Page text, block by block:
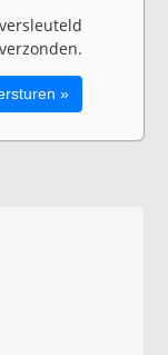
verzonden.